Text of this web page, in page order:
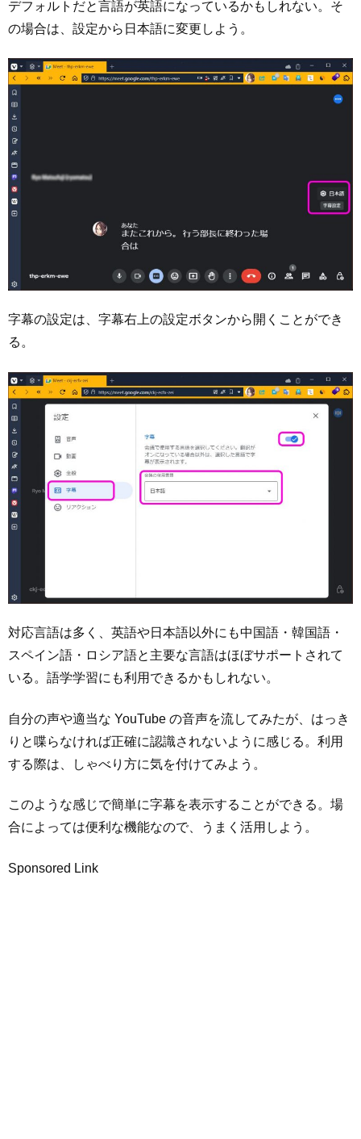
デフォルトだと言語が英語になっているかもしれない。そ
の場合は、設定から日本語に変更しよう。
字幕の設定は、字幕右上の設定ボタンから開くことができ
る。
対応言語は多く、英語や日本語以外にも中国語・韓国語・
スペイン語・ロシア語と主要な言語はほぼサポートされて
いる。語学学習にも利用できるかもしれない。
自分の声や適当な YouTube の音声を流してみたが、はっき
りと喋らなければ正確に認識されないように感じる。利用
する際は、しゃべり方に気を付けてみよう。
このような感じで簡単に字幕を表示することができる。場
合によっては便利な機能なので、うまく活用しよう。
Sponsored Link